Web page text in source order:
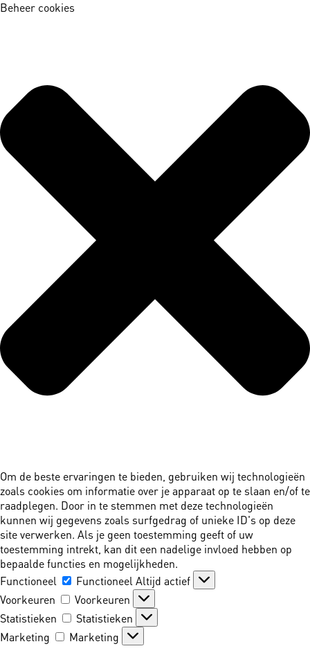
Beheer cookies
Om de beste ervaringen te bieden, gebruiken wij technologieën
zoals cookies om informatie over je apparaat op te slaan en/of te
raadplegen. Door in te stemmen met deze technologieën
kunnen wij gegevens zoals surfgedrag of unieke ID's op deze
site verwerken. Als je geen toestemming geeft of uw
toestemming intrekt, kan dit een nadelige invloed hebben op
bepaalde functies en mogelijkheden.
Functioneel
Functioneel Altijd actief
Voorkeuren
Voorkeuren
Statistieken
Statistieken
Marketing
Marketing